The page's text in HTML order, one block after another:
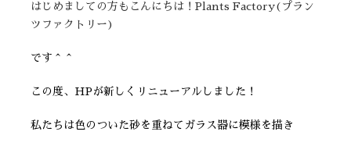
はじめましての方もこんにちは！Plants Factory(プラン
ツファクトリー)
です＾＾
この度、HPが新しくリニューアルしました！
私たちは色のついた砂を重ねてガラス器に模様を描き